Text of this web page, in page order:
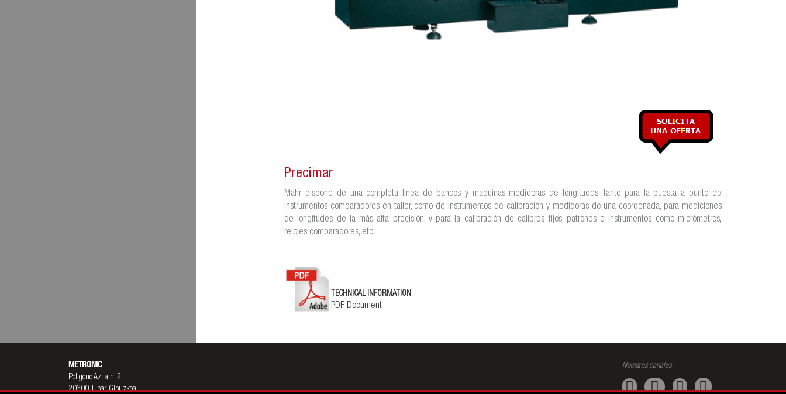
Precimar
Mahr dispone de una completa línea de bancos y máquinas medidoras de longitudes, tanto para la puesta a punto de
instrumentos comparadores en taller, como de instrumentos de calibración y medidoras de una coordenada, para mediciones
de longitudes de la más alta precisión, y para la calibración de calibres fijos, patrones e instrumentos como micrómetros,
relojes comparadores, etc.
TECHNICAL INFORMATION
PDF Document
METRONIC
Poligono Azitain, 2H
20600, Eibar, Gipuzkoa
Nuestros canales